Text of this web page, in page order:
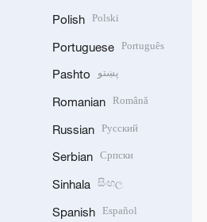
Polish Polski
Portuguese Português
Pashto پښتو
Romanian Română
Russian Русский
Serbian Српски
Sinhala සිංහල
Spanish Español